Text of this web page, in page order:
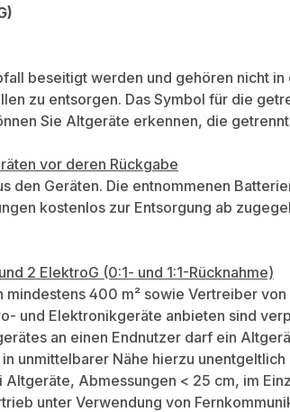
beseitigt werden und gehören nicht
zu entsorgen. Das Symbol für die
Sie Altgeräte erkennen, die
vor deren Rückgabe
Geräten. Die entnommenen
kostenlos zur Entsorgung ab
2 ElektroG (0:1- und 1:1-Rücknahme)
400 m² sowie Vertreiber
und Elektronikgeräte anbieten sind
an einen Endnutzer darf ein
unmittelbarer Nähe hierzu
Abmessungen < 25 cm, im
unter Verwendung von